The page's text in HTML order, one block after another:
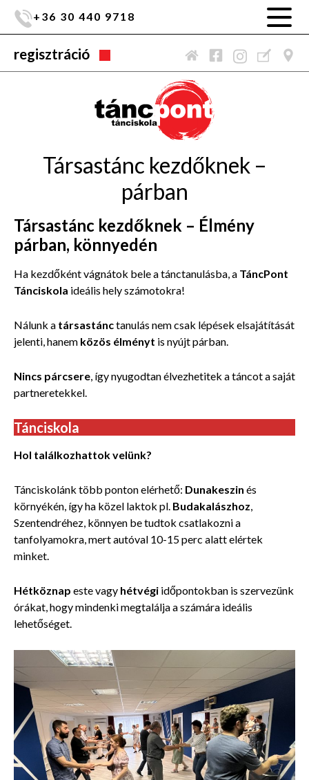
+36 30 440 9718
regisztráció
Társastánc kezdőknek –
párban
Társastánc kezdőknek – Élmény
párban, könnyedén
Ha kezdőként vágnátok bele a tánctanulásba, a TáncPont
Tánciskola ideális hely számotokra!
Nálunk a társastánctanulás nem csak lépések elsajátítását
jelenti, hanem közös élményt is nyújt párban.
Nincs párcsere, így nyugodtan élvezhetitek a táncot a saját
partneretekkel.
Tánciskola
Hol találkozhattok velünk?
Tánciskolánk több ponton elérhető: Dunakeszin és
környékén, így ha közel laktok pl. Budakalászhoz,
Szentendréhez, könnyen be tudtok csatlakozni a
tanfolyamokra, mert autóval 10-15 perc alatt elértek
minket.
Hétköznap este vagy hétvégi időpontokban is szervezünk
órákat, hogy mindenki megtalálja a számára ideális
lehetőséget.